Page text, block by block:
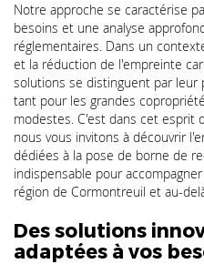
Notre approche se caractérise
besoins et une analyse
réglementaires. Dans un
et la réduction de l'empreinte
solutions se distinguent par leur
tant pour les grandes
modestes. C'est dans cet esprit
nous vous invitons à découvrir
dédiées à la pose de borne de
indispensable pour
région de Cormontreuil et au-
Des solutions
adaptées à vos